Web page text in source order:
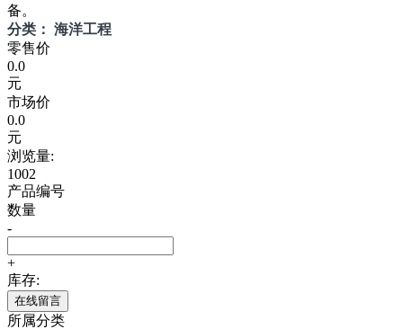
备。
分类： 海洋工程
零售价
0.0
元
市场价
0.0
元
浏览量:
1002
产品编号
数量
-
+
库存:
在线留言
所属分类